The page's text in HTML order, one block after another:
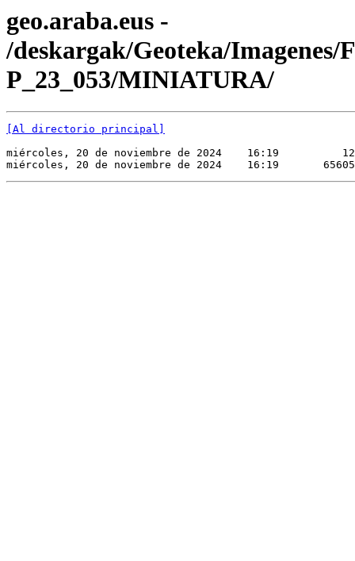
geo.araba.eus -
/deskargak/Geoteka/Imagenes/
P_23_053/MINIATURA/
[Al directorio principal]
miércoles, 20 de noviembre de 2024    16:19
miércoles, 20 de noviembre de 2024    16:19